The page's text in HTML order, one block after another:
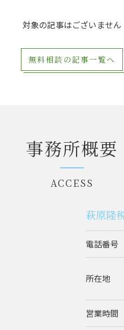
対象の記事はございません
無料相談の記事一覧へ
事務所概要
ACCESS
萩原隆
電話番号
所在地
営業時間